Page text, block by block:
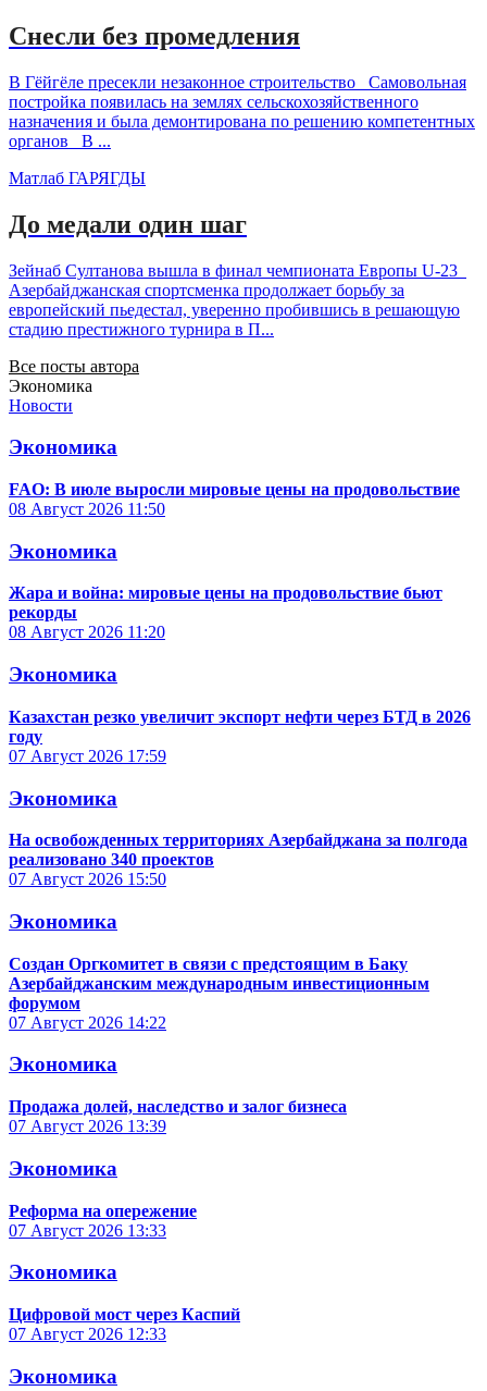
Снесли без промедления
В Гёйгёле пресекли незаконное строительство Самовольная
постройка появилась на землях сельскохозяйственного
назначения и была демонтирована по решению компетентных
органов В ...
Матлаб ГАРЯГДЫ
До медали один шаг
Зейнаб Султанова вышла в финал чемпионата Европы U-23
Азербайджанская спортсменка продолжает борьбу за
европейский пьедестал, уверенно пробившись в решающую
стадию престижного турнира в П...
Все посты автора
Экономика
Новости
Экономика
FAO: В июле выросли мировые цены на продовольствие
08 Август 2026 11:50
Экономика
Жара и война: мировые цены на продовольствие бьют
рекорды
08 Август 2026 11:20
Экономика
Казахстан резко увеличит экспорт нефти через БТД в 2026
году
07 Август 2026 17:59
Экономика
На освобожденных территориях Азербайджана за полгода
реализовано 340 проектов
07 Август 2026 15:50
Экономика
Создан Оргкомитет в связи с предстоящим в Баку
Азербайджанским международным инвестиционным
форумом
07 Август 2026 14:22
Экономика
Продажа долей, наследство и залог бизнеса
07 Август 2026 13:39
Экономика
Реформа на опережение
07 Август 2026 13:33
Экономика
Цифровой мост через Каспий
07 Август 2026 12:33
Экономика